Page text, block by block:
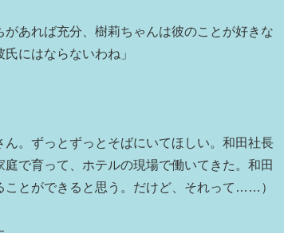
があれば充分、樹莉ちゃんは彼のことが好きな
にはならないわね」
ん。ずっとずっとそばにいてほしい。和田社長
で育って、ホテルの現場で働いてきた。和田
ことができると思う。だけど、それって……）